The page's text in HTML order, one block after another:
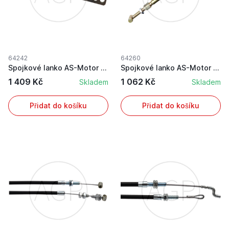
64242
Spojkové lanko AS-Motor s délkou pouzdra 1400 m...
1 409 Kč Skladem
Přidat do košíku
64260
Spojkové lanko AS-Motor s délkou pouzdra 1335 m...
1 062 Kč Skladem
Přidat do košíku